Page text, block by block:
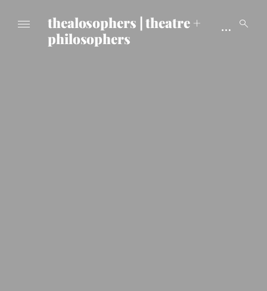
thealosophers | theatre +
philosophers